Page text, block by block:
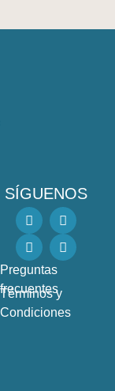
SÍGUENOS
F
a
c
e
b
o
k
Y
o
u
t
e
I
n
s
t
a
r
a
m
T
i
k
t
Preguntas
frecuentes
Términos y
Condiciones